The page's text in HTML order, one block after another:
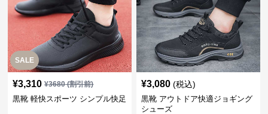
SALE
¥3,310 ¥3680(割引前)
黒靴 軽快スポーツ シンプル快足
¥3,080 (税込)
黒靴 アウトドア快適ジョギング
シューズ